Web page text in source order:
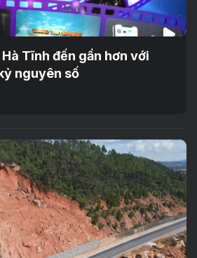
Tĩnh đến gần hơn với
nguyên số